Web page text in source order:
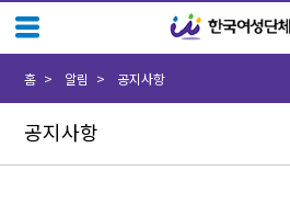
공지사항
홈 알림 공지사항